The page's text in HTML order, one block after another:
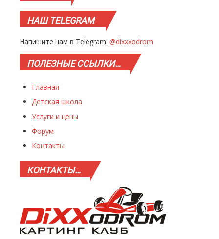
НАШTELEGRAM
Напишите нам в Telegram: @dixxxodrom
ПОЛЕЗНЫЕССЫЛКИ…
Главная
Детская школа
Услуги и цены
Форум
Контакты
КОНТАКТЫ…